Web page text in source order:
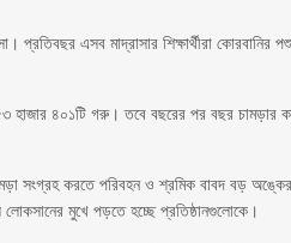
প্রতিবছর এসব মাদ্রাসার শিক্ষার্থীরা
৪০১টি গরু। তবে বছরের পর বছর চামড়ার
সংগ্রহ করতে পরিবহন ও শ্রমিক বাবদ বড়
লোকসানের মুখে পড়তে হচ্ছে প্রতিষ্ঠানগুলোকে।